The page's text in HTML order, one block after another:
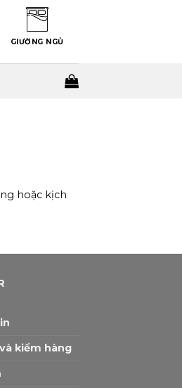
GIƯỜNG NGỦ
hoặc kịch
kiểm hàng